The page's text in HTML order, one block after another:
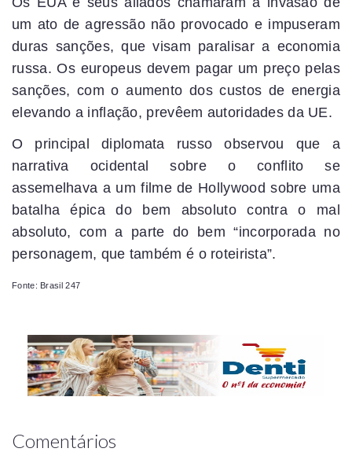
um ato de agressão não provocado e impuseram
duras sanções, que visam paralisar a economia
russa. Os europeus devem pagar um preço pelas
sanções, com o aumento dos custos de energia
elevando a inflação, prevêem autoridades da UE.
O principal diplomata russo observou que a
narrativa ocidental sobre o conflito se
assemelhava a um filme de Hollywood sobre uma
batalha épica do bem absoluto contra o mal
absoluto, com a parte do bem “incorporada no
personagem, que também é o roteirista”.
Fonte: Brasil 247
Comentários